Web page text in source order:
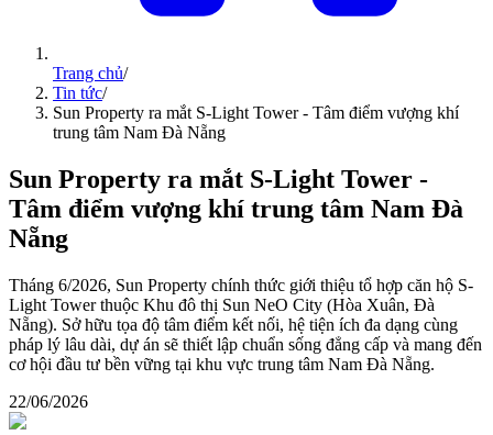
Trang chủ/
Tin tức/
Sun Property ra mắt S-Light Tower - Tâm điểm vượng khí
trung tâm Nam Đà Nẵng
Sun Property ra mắt S-Light Tower -
Tâm điểm vượng khí trung tâm Nam Đà
Nẵng
Tháng 6/2026, Sun Property chính thức giới thiệu tổ hợp căn hộ S-
Light Tower thuộc Khu đô thị Sun NeO City (Hòa Xuân, Đà
Nẵng). Sở hữu tọa độ tâm điểm kết nối, hệ tiện ích đa dạng cùng
pháp lý lâu dài, dự án sẽ thiết lập chuẩn sống đẳng cấp và mang đến
cơ hội đầu tư bền vững tại khu vực trung tâm Nam Đà Nẵng.
22/06/2026